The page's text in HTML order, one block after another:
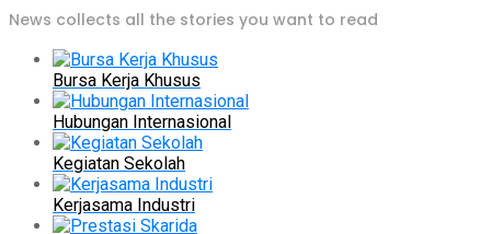
News collects all the stories you want to read
Bursa Kerja Khusus
Hubungan Internasional
Kegiatan Sekolah
Kerjasama Industri